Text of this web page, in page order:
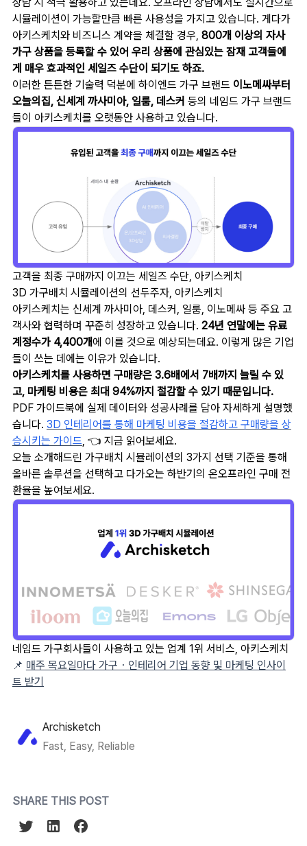
시뮬레이션이 가능할만큼 빠른 사용성을 가지고 있습니다. 게다가
아키스케치와 비즈니스 계약을 체결할 경우, 800개 이상의 자사
가구 상품을 등록할 수 있어 우리 상품에 관심있는 잠재 고객들에
게 매우 효과적인 세일즈 수단이 되기도 하죠.
이러한 튼튼한 기술력 덕분에 하이엔드 가구 브랜드 이노메싸부터
오늘의집, 신세계 까사미아, 일룸, 데스커 등의 네임드 가구 브랜드
들이 아키스케치를 오랫동안 사용하고 있습니다.
고객을 최종 구매까지 이끄는 세일즈 수단, 아키스케치
3D 가구배치 시뮬레이션의 선두주자, 아키스케치
아키스케치는 신세계 까사미아, 데스커, 일룸, 이노메싸 등 주요 고
객사와 협력하며 꾸준히 성장하고 있습니다. 24년 연말에는 유료
계정수가 4,400개에 이를 것으로 예상되는데요. 이렇게 많은 기업
들이 쓰는 데에는 이유가 있습니다.
아키스케치를 사용하면 구매량은 3.6배에서 7배까지 늘릴 수 있
고, 마케팅 비용은 최대 94%까지 절감할 수 있기 때문입니다.
PDF 가이드북에 실제 데이터와 성공사례를 담아 자세하게 설명했
습니다. 3D 인테리어를 통해 마케팅 비용을 절감하고 구매량을 상
승시키는 가이드, 👈 지금 읽어보세요.
오늘 소개해드린 가구배치 시뮬레이션의 3가지 선택 기준을 통해
올바른 솔루션을 선택하고 다가오는 하반기의 온오프라인 구매 전
환율을 높여보세요.
네임드 가구회사들이 사용하고 있는 업계 1위 서비스, 아키스케치
📌 매주 목요일마다 가구・인테리어 기업 동향 및 마케팅 인사이
트 받기
Archisketch
Fast, Easy, Reliable
SHARE THIS POST